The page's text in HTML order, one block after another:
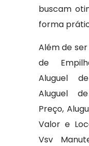
buscam
forma
Além de
de
Aluguel
Aluguel
Preço,
Valor e
Vsv